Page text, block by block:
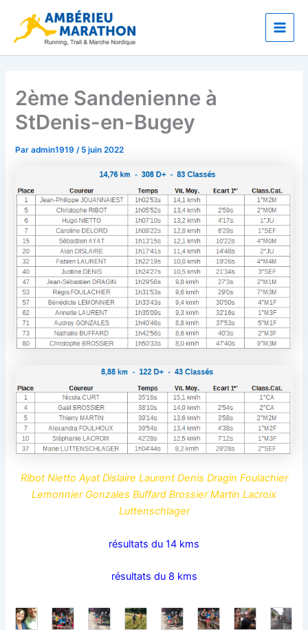
contenu
Main
2ème Sandenienne à
StDenis-en-Bugey
Paradmin1919/ 5 juin 2022
Ribot Nietto Ayat Dislaire Laurent Denis Dragin Foulachier
Lemonnier Gonzales Buffard Brossier Martin Lacroix
Luttenschlager
résultats du 14 kms
résultats du 8 kms